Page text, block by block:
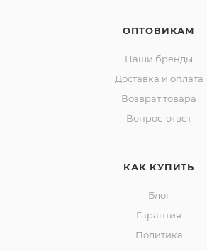
ОПТОВИКАМ
Наши бренды
Доставка и оплата
Возврат товара
Вопрос-ответ
КАК КУПИТЬ
Блог
Гарантия
Политика